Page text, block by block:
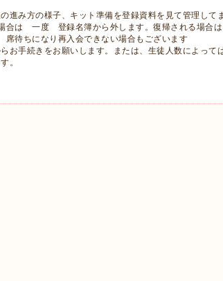
み方の様子、キット準備を登録資料を見て管理してま
合は 一度 登録名簿から外します。復帰される場合
待ちになり再入会できない場合もございます
お手続きをお願いします。または、生徒人数によって
。